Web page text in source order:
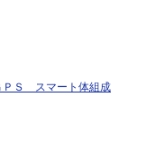
Ｓ スマート体組成